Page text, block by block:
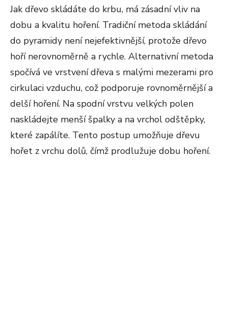
Jak dřevo skládáte do krbu, má zásadní vliv na
dobu a kvalitu hoření. Tradiční metoda skládání
do pyramidy není nejefektivnější, protože dřevo
hoří nerovnoměrně a rychle. Alternativní metoda
spočívá ve vrstvení dřeva s malými mezerami pro
cirkulaci vzduchu, což podporuje rovnoměrnější a
delší hoření. Na spodní vrstvu velkých polen
naskládejte menší špalky a na vrchol odštěpky,
které zapálíte. Tento postup umožňuje dřevu
hořet z vrchu dolů, čímž prodlužuje dobu hoření​​​​.